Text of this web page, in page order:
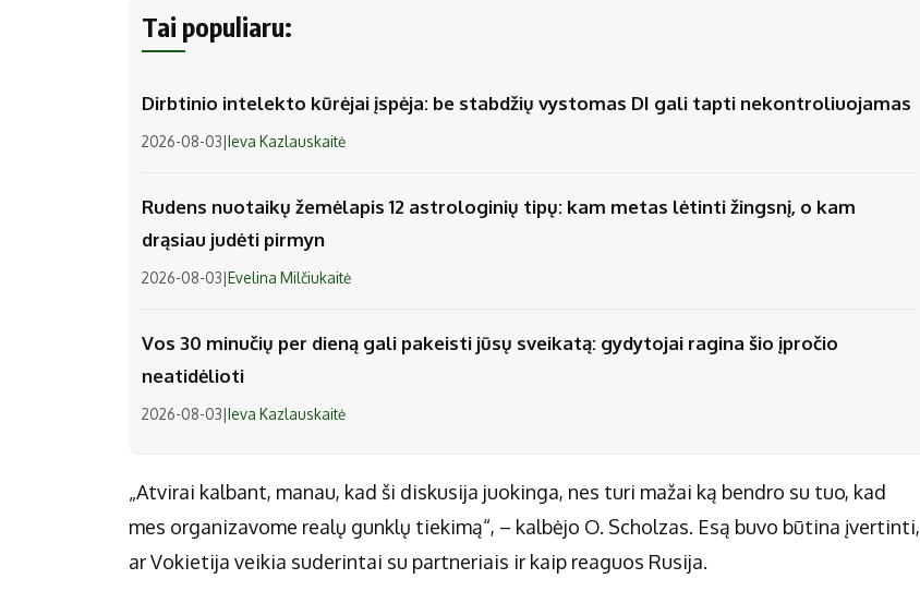
Tai populiaru:
Dirbtinio intelekto kūrėjai įspėja: be stabdžių vystomas DI gali tapti nekontroliuojamas
2026-08-03|Ieva Kazlauskaitė
Rudens nuotaikų žemėlapis 12 astrologinių tipų: kam metas lėtinti žingsnį, o kam
drąsiau judėti pirmyn
2026-08-03|Evelina Milčiukaitė
Vos 30 minučių per dieną gali pakeisti jūsų sveikatą: gydytojai ragina šio įpročio
neatidėlioti
2026-08-03|Ieva Kazlauskaitė
„Atvirai kalbant, manau, kad ši diskusija juokinga, nes turi mažai ką bendro su tuo, kad
mes organizavome realų gunklų tiekimą“, – kalbėjo O. Scholzas. Esą buvo būtina įvertinti,
ar Vokietija veikia suderintai su partneriais ir kaip reaguos Rusija.